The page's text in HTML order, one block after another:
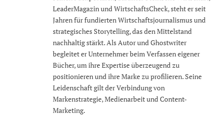
LeaderMagazin und WirtschaftsCheck, steht er seit
Jahren für fundierten Wirtschaftsjournalismus und
strategisches Storytelling, das den Mittelstand
nachhaltig stärkt. Als Autor und Ghostwriter
begleitet er Unternehmer beim Verfassen eigener
Bücher, um ihre Expertise überzeugend zu
positionieren und ihre Marke zu profilieren. Seine
Leidenschaft gilt der Verbindung von
Markenstrategie, Medienarbeit und Content-
Marketing.